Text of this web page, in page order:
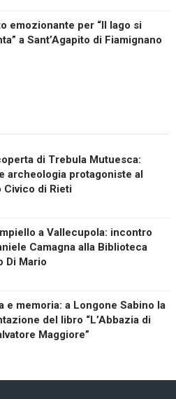
emozionante per “Il lago si
a Sant’Agapito di Fiamignano
di Trebula Mutuesca:
archeologia protagoniste al
Civico di Rieti
a Vallecupola: incontro
Camagna alla Biblioteca
Di Mario
e memoria: a Longone Sabino la
del libro “L’Abbazia di
Maggiore”